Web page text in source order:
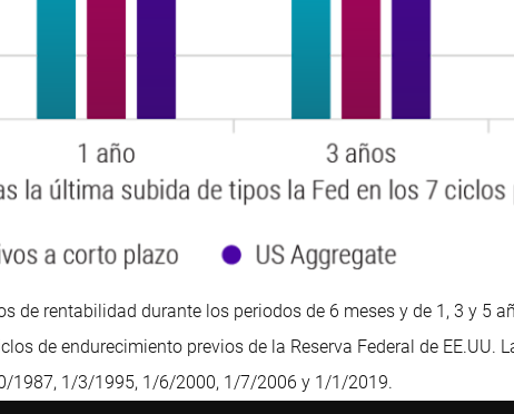
de rentabilidad durante los periodos de 6 meses y de 1, 3 y 5
de endurecimiento previos de la Reserva Federal de EE.UU.
1987, 1/3/1995, 1/6/2000, 1/7/2006 y 1/1/2019.